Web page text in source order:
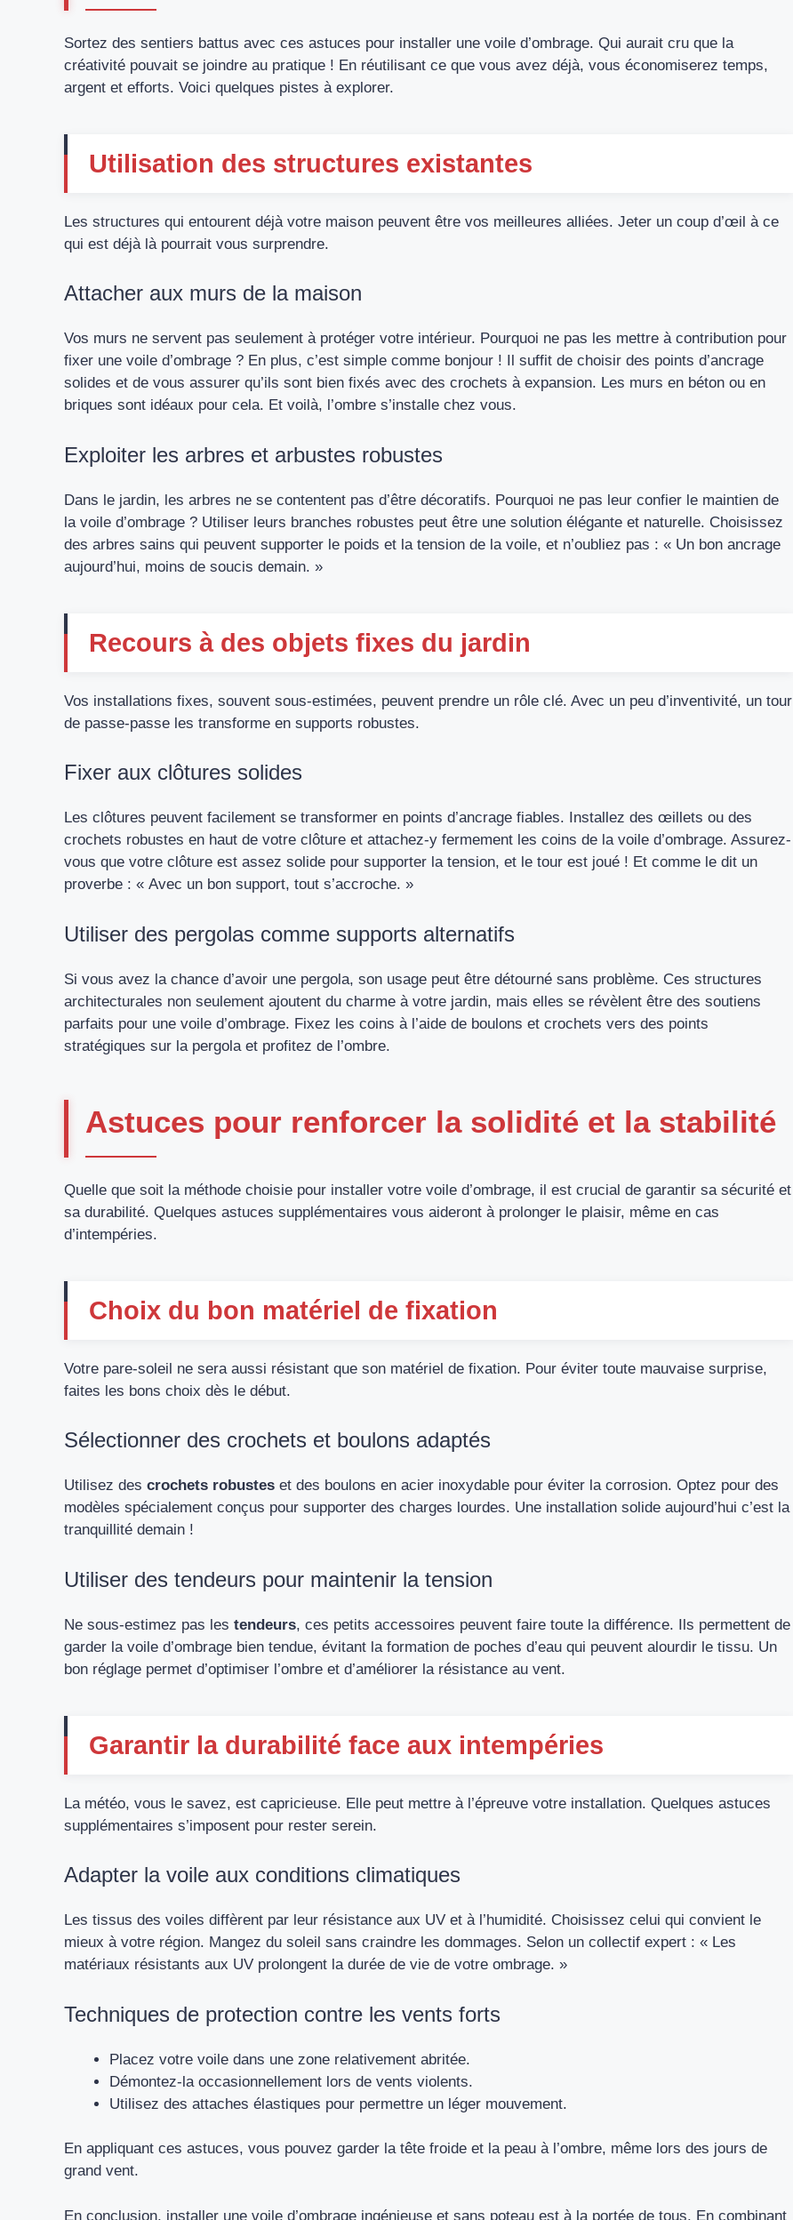
Sortez des sentiers battus avec ces astuces pour installer une voile d’ombrage. Qui aurait cru que la
créativité pouvait se joindre au pratique ! En réutilisant ce que vous avez déjà, vous économiserez temps,
argent et efforts. Voici quelques pistes à explorer.
Utilisation des structures existantes
Les structures qui entourent déjà votre maison peuvent être vos meilleures alliées. Jeter un coup d’œil à ce
qui est déjà là pourrait vous surprendre.
Attacher aux murs de la maison
Vos murs ne servent pas seulement à protéger votre intérieur. Pourquoi ne pas les mettre à contribution pour
fixer une voile d’ombrage ? En plus, c’est simple comme bonjour ! Il suffit de choisir des points d’ancrage
solides et de vous assurer qu’ils sont bien fixés avec des crochets à expansion. Les murs en béton ou en
briques sont idéaux pour cela. Et voilà, l’ombre s’installe chez vous.
Exploiter les arbres et arbustes robustes
Dans le jardin, les arbres ne se contentent pas d’être décoratifs. Pourquoi ne pas leur confier le maintien de
la voile d’ombrage ? Utiliser leurs branches robustes peut être une solution élégante et naturelle. Choisissez
des arbres sains qui peuvent supporter le poids et la tension de la voile, et n’oubliez pas : « Un bon ancrage
aujourd’hui, moins de soucis demain. »
Recours à des objets fixes du jardin
Vos installations fixes, souvent sous-estimées, peuvent prendre un rôle clé. Avec un peu d’inventivité, un tour
de passe-passe les transforme en supports robustes.
Fixer aux clôtures solides
Les clôtures peuvent facilement se transformer en points d’ancrage fiables. Installez des œillets ou des
crochets robustes en haut de votre clôture et attachez-y fermement les coins de la voile d’ombrage. Assurez-
vous que votre clôture est assez solide pour supporter la tension, et le tour est joué ! Et comme le dit un
proverbe : « Avec un bon support, tout s’accroche. »
Utiliser des pergolas comme supports alternatifs
Si vous avez la chance d’avoir une pergola, son usage peut être détourné sans problème. Ces structures
architecturales non seulement ajoutent du charme à votre jardin, mais elles se révèlent être des soutiens
parfaits pour une voile d’ombrage. Fixez les coins à l’aide de boulons et crochets vers des points
stratégiques sur la pergola et profitez de l’ombre.
Astuces pour renforcer la solidité et la stabilité
Quelle que soit la méthode choisie pour installer votre voile d’ombrage, il est crucial de garantir sa sécurité et
sa durabilité. Quelques astuces supplémentaires vous aideront à prolonger le plaisir, même en cas
d’intempéries.
Choix du bon matériel de fixation
Votre pare-soleil ne sera aussi résistant que son matériel de fixation. Pour éviter toute mauvaise surprise,
faites les bons choix dès le début.
Sélectionner des crochets et boulons adaptés
Utilisez des crochets robustes et des boulons en acier inoxydable pour éviter la corrosion. Optez pour des
modèles spécialement conçus pour supporter des charges lourdes. Une installation solide aujourd’hui c’est la
tranquillité demain !
Utiliser des tendeurs pour maintenir la tension
Ne sous-estimez pas les tendeurs, ces petits accessoires peuvent faire toute la différence. Ils permettent de
garder la voile d’ombrage bien tendue, évitant la formation de poches d’eau qui peuvent alourdir le tissu. Un
bon réglage permet d’optimiser l’ombre et d’améliorer la résistance au vent.
Garantir la durabilité face aux intempéries
La météo, vous le savez, est capricieuse. Elle peut mettre à l’épreuve votre installation. Quelques astuces
supplémentaires s’imposent pour rester serein.
Adapter la voile aux conditions climatiques
Les tissus des voiles diffèrent par leur résistance aux UV et à l’humidité. Choisissez celui qui convient le
mieux à votre région. Mangez du soleil sans craindre les dommages. Selon un collectif expert : « Les
matériaux résistants aux UV prolongent la durée de vie de votre ombrage. »
Techniques de protection contre les vents forts
Placez votre voile dans une zone relativement abritée.
Démontez-la occasionnellement lors de vents violents.
Utilisez des attaches élastiques pour permettre un léger mouvement.
En appliquant ces astuces, vous pouvez garder la tête froide et la peau à l’ombre, même lors des jours de
grand vent.
En conclusion, installer une voile d’ombrage ingénieuse et sans poteau est à la portée de tous. En combinant